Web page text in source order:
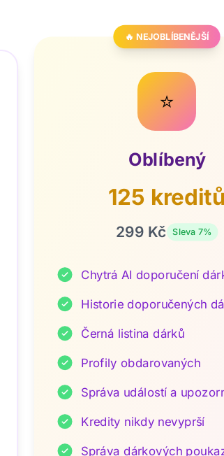
🔥 NEJOBLÍBENĚJŠÍ
⭐
Oblíbený
125 kreditů
299 Kč Sleva 7%
Chytrá AI doporučení
Historie doporučených
Černá listina dárků
Profily obdarovaných
Správa událostí a
Kredity nikdy nevyprší
Správa dárkových